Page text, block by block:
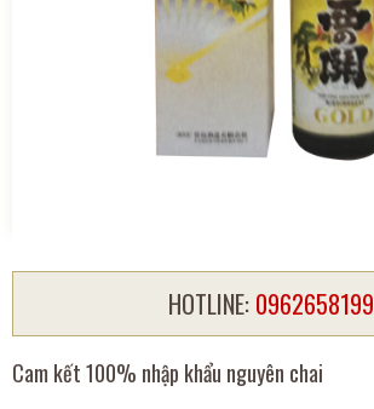
HOTLINE: 0962658199
Cam kết 100% nhập khẩu nguyên chai